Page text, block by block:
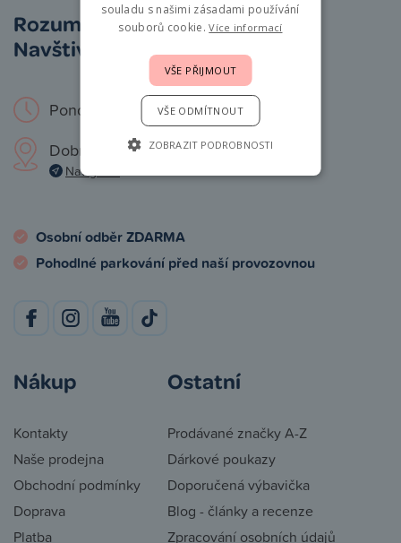
Rozumíme vám i miminkům.
Navštivte nás osobně!
Pondělí – Neděle: 9 – 19 hod.
Dobronická 1257, Praha 4
Navigovat
Osobní odběr ZDARMA
Pohodlné parkování před naší provozovnou
Nákup
Kontakty
Naše prodejna
Obchodní podmínky
Doprava
Platba
Ostatní
Prodávané značky A-Z
Dárkové poukazy
Doporučená výbavička
Blog - články a recenze
Zpracování osobních údajů
souladu s našimi zásadami používání
souborů cookie.Více informací
VŠE PŘIJMOUT
VŠE ODMÍTNOUT
ZOBRAZIT PODROBNOSTI